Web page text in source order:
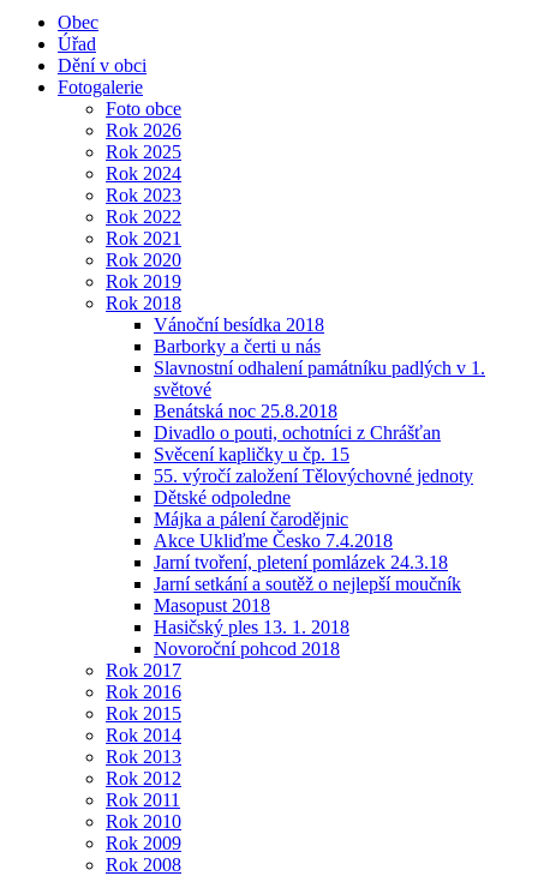
Obec
Úřad
Dění v obci
Fotogalerie
Foto obce
Rok 2026
Rok 2025
Rok 2024
Rok 2023
Rok 2022
Rok 2021
Rok 2020
Rok 2019
Rok 2018
Vánoční besídka 2018
Barborky a čerti u nás
Slavnostní odhalení památníku padlých v 1.
světové
Benátská noc 25.8.2018
Divadlo o pouti, ochotníci z Chrášťan
Svěcení kapličky u čp. 15
55. výročí založení Tělovýchovné jednoty
Dětské odpoledne
Májka a pálení čarodějnic
Akce Ukliďme Česko 7.4.2018
Jarní tvoření, pletení pomlázek 24.3.18
Jarní setkání a soutěž o nejlepší moučník
Masopust 2018
Hasičský ples 13. 1. 2018
Novoroční pohcod 2018
Rok 2017
Rok 2016
Rok 2015
Rok 2014
Rok 2013
Rok 2012
Rok 2011
Rok 2010
Rok 2009
Rok 2008